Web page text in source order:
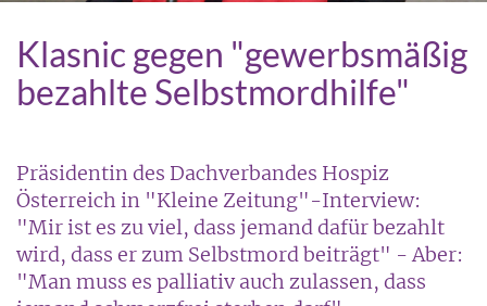
Klasnic gegen "gewerbsmäßig
bezahlte Selbstmordhilfe"
Präsidentin des Dachverbandes Hospiz
Österreich in "Kleine Zeitung"-Interview:
"Mir ist es zu viel, dass jemand dafür bezahlt
wird, dass er zum Selbstmord beiträgt" - Aber:
"Man muss es palliativ auch zulassen, dass